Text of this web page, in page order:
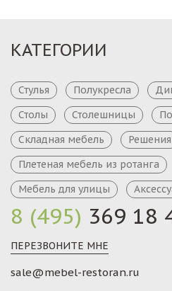
8 (495) 369 18
ПЕРЕЗВОНИТЕ МНЕ
sale@mebel-restoran.ru
КАТЕГОРИИ
Стулья Полукресла
Столы
Столешницы
Складная мебель
Решения
Плетеная мебель из ротанга
Мебель для улицы